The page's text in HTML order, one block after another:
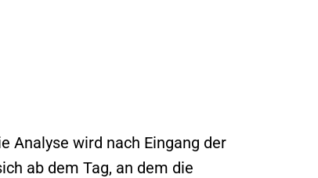
Analyse wird nach Eingang der
ab dem Tag, an dem die